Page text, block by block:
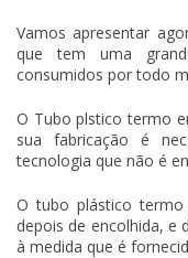
Vamos apresentar
que tem uma
consumidos por todo
O Tubo plstico termo
sua fabricação é
tecnologia que não é
Otubo plástico termo
depois de encolhida, e
à medida que é